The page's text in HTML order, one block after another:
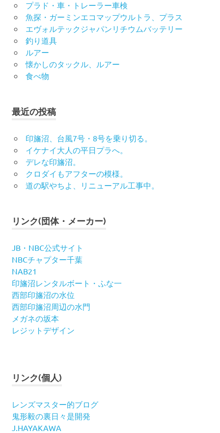
プラド・車・トレーラー車検
魚探・ガーミンエコマップウルトラ、プラス
エヴォルテックジャパンリチウムバッテリー
釣り道具
ルアー
懐かしのタックル、ルアー
食べ物
最近の投稿
印旛沼、台風7号・8号を乗り切る。
イケナイ大人の平日プラへ。
デレな印旛沼。
クロダイもアフターの模様。
道の駅やちよ、リニューアル工事中。
リンク(団体・メーカー)
JB・NBC公式サイト
NBCチャプター千葉
NAB21
印旛沼レンタルボート・ふな一
西部印旛沼の水位
西部印旛沼周辺の水門
メガネの坂本
レジットデザイン
リンク(個人)
レンズマスター的ブログ
鬼形毅の裏日々是開発
J.HAYAKAWA